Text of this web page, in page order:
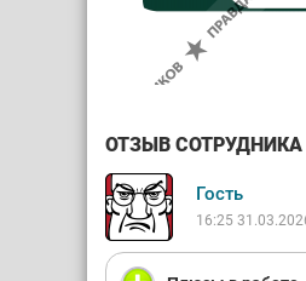
ОТЗЫВ
Гость
16:25